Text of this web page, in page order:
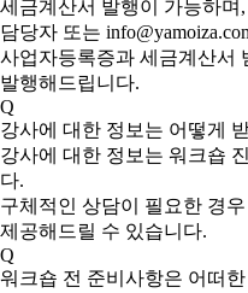
세금계산서 발행이 가능하며,
담당자 또는
사업자등록증과 세금계산서
발행해드립니다.
Q
강사에 대한 정보는 어떻게
강사에 대한 정보는 워크숍
다.
구체적인 상담이 필요한 경
제공해드릴 수 있습니다.
Q
워크숍 전 준비사항은 어떠